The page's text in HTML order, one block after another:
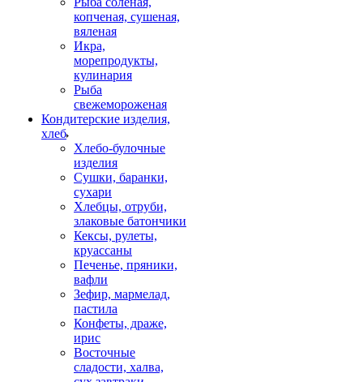
копченая, сушеная,
вяленая
Икра,
морепродукты,
кулинария
Рыба
свежемороженая
Кондитерские изделия,
хлеб
Хлебо-булочные
изделия
Сушки, баранки,
сухари
Хлебцы, отруби,
злаковые батончики
Кексы, рулеты,
круассаны
Печенье, пряники,
вафли
Зефир, мармелад,
пастила
Конфеты, драже,
ирис
Восточные
сладости, халва,